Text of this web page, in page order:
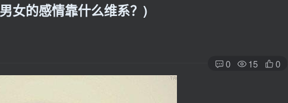
女的感情靠什么维系？)
0 15 0